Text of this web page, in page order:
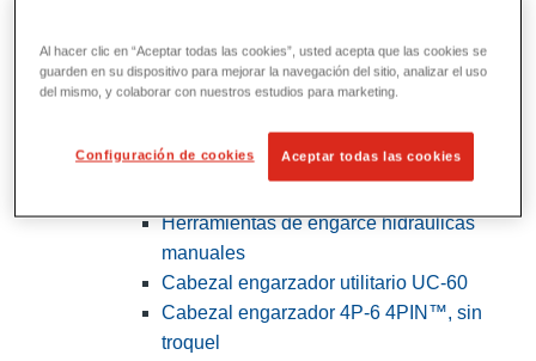
Herramientas de servicios públicos y de
View All Herramientas de servicios
Herramientas de engarce hidráulicas
manuales
Cabezal engarzador utilitario UC-60
Cabezal engarzador 4P-6 4PIN™, sin
troquel
Al hacer clic en “Aceptar todas las cookies”, usted acepta que las cookies se
guarden en su dispositivo para mejorar la navegación del sitio, analizar el uso
del mismo, y colaborar con nuestros estudios para marketing.
Configuración de cookies Aceptar todas las cookies